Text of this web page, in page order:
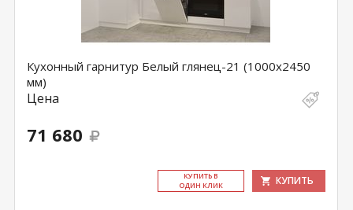
Кухонный гарнитур Белый глянец-21 (1000х2450
мм)
Цена
71 680
КУ­ПИТЬ В
ОДИН КЛИК
КУПИТЬ